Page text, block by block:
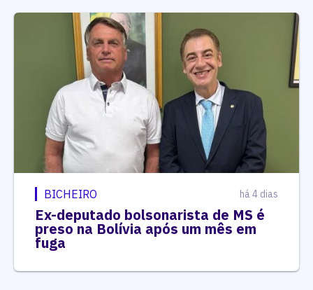
BICHEIRO há 4 dias
Ex-deputado bolsonarista de MS é
preso na Bolívia após um mês em
fuga